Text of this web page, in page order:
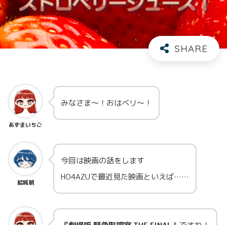
あずまいちご
みなさま～！おはベリ～！
結城朝
今回は映画の話をします
HO4AZUで最近見た映画といえば……